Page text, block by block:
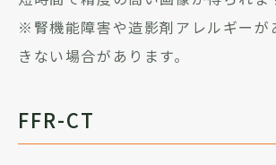
※腎機能障害や造影剤アレルギーが
きない場合があります。
FFR-CT